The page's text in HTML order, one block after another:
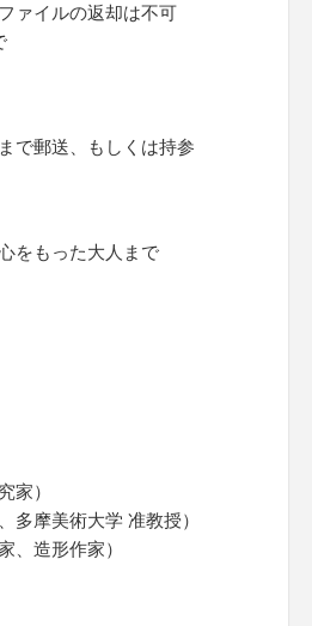
ァイルの返却は不可
で郵送、もしくは持参
をもった大人まで
家）
多摩美術大学 准教授）
、造形作家）